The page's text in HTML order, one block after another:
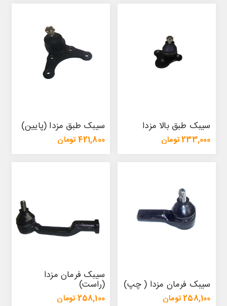
سیبک طبق بالا مزدا
233,000 تومان
سیبک طبق مزدا (پایین)
421,800 تومان
سیبک فرمان مزدا ( چپ)
258,100 تومان
سیبک فرمان مزدا
(راست)
258,100 تومان